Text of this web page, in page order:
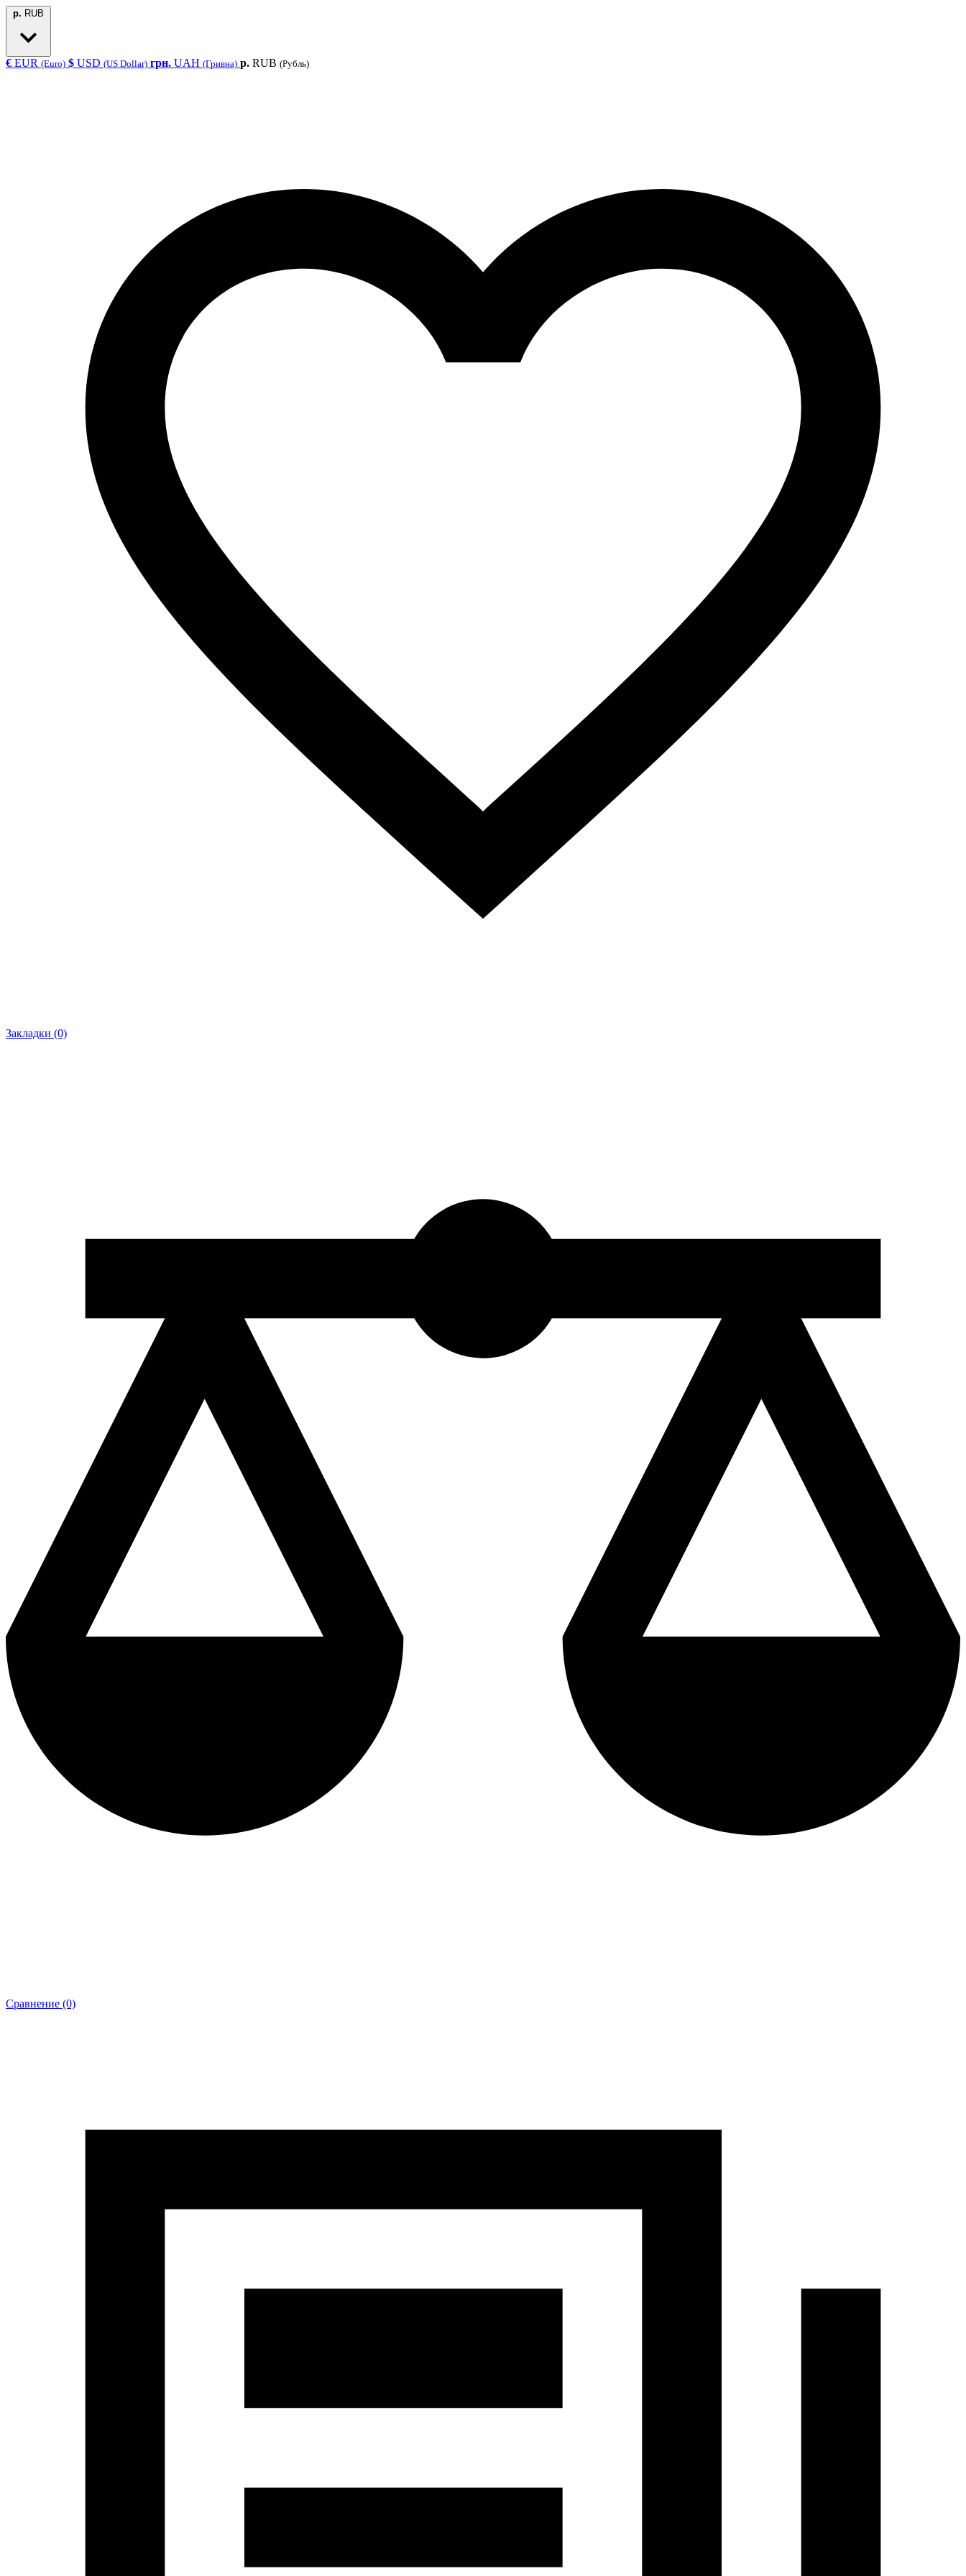
р. RUB
€ EUR (Euro) $ USD (US Dollar) грн. UAH (Гривна) р. RUB (Рубль)
Закладки (0)
Сравнение (0)